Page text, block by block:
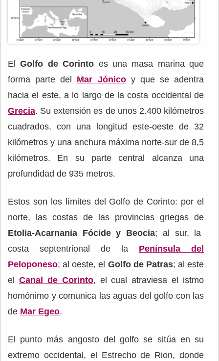
ElGolfo de Corinto es una masa marina que
forma parte del Mar Jónicoy que se adentra
hacia el este, a lo largo de la costa occidental de
Grecia. Su extensión es de unos 2.400 kilómetros
cuadrados, con una longitud este-oeste de 32
kilómetros y una anchura máxima norte-sur de 8,5
kilómetros. En su parte central alcanza una
profundidad de 935 metros.
Estos son los límites del Golfo de Corinto: por el
norte, las costas de las provincias griegas de
Etolia-Acarnania Fócide y Beocia; al sur, la
costa septentrional de la Península del
Peloponeso; al oeste, el Golfo de Patras; al este
el Canal de Corinto, el cual atraviesa el istmo
homónimo y comunica las aguas del golfo con las
de Mar Egeo.
El punto más angosto del golfo se sitúa en su
extremo occidental, el Estrecho de Rion, donde